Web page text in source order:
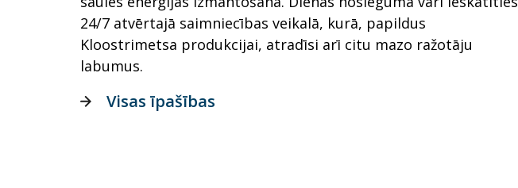
24/7 atvērtajā saimniecības veikalā, kurā, papildus
Kloostrimetsa produkcijai, atradīsi arī citu mazo ražotāju
labumus.
Visas īpašības